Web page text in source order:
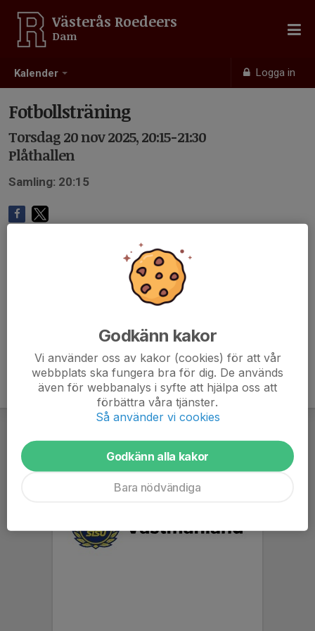
Kalender Logga in
Västerås Roedeers
Dam
Fotbollsträning
Torsdag 20 nov 2025, 20:15-21:30
Plåthallen
Samling: 20:15
Godkänn kakor
Vi använder oss av kakor (cookies) för att vår
webbplats ska fungera bra för dig. De används
även för webbanalys i syfte att hjälpa oss att
förbättra våra tjänster.
Så använder vi cookies
Godkänn alla kakor
Bara nödvändiga